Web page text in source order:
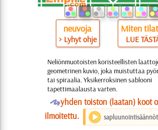
neuvoja
> Lyhyt ohje
Miten
LUE
Neliönmuotoisten koristeellisten
geometrinen kuvio, joka muistuttaa
tai spiraalia. Yksikerroksinen sablooni
tapettimaalausta varten.
Oyhden toiston (laatan) koot
ilmoitettu.
sapluunointisäännöt